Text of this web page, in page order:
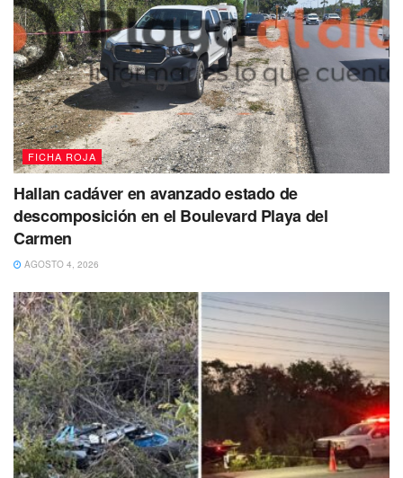
Preventiva aseguraron un cargador de arma de fuego con
17 cartuchos útiles, cuando realizaban vigilancia en el
puesto de inspección preventiva sobre la carretera federal
Kilómetro 307 Playa del Carmen – Tulum, mismos que
fueron puestos a disposición de la Fiscalía General de la
República.
Momentos más tarde la misma tarde de este lunes al
realizar un recorrido de vigilancia en el parque de la
colonia 28 de Julio sobre las calles Boca Paila y Cozumel,
caninos de la Unidad K9 detectaron un bolso detras de la
gradas que contenía 4 envoltorios y un frasco con lo que
parece ser marihuana, los cuales fueron puestos a
FICHA ROJA
Hallan cadáver en avanzado estado de
descomposición en el Boulevard Playa del
Carmen
AGOSTO 4, 2026